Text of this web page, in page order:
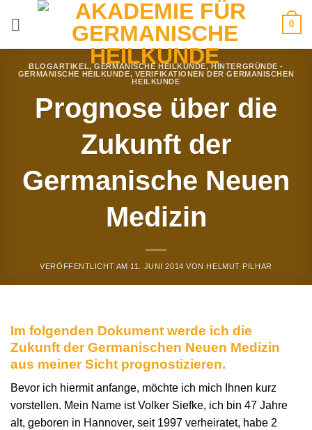
0
BLOGARTIKEL,GERMANISCHE HEILKUNDE,HINTERGRÜNDE -
GERMANISCHE HEILKUNDE, VERIFIKATIONEN DER GERMANISCHEN
HEILKUNDE
Prognose über die
Zukunft der
Germanische Neuen
Medizin
VERÖFFENTLICHT AM 11. JUNI 2014 VON HELMUT PILHAR
Im folgenden Dokument werde ich die
Zukunft der Germanischen Neuen Medizin
aus meiner Sicht prognostizieren.
Bevor ich hiermit anfange, möchte ich mich Ihnen kurz
vorstellen. Mein Name ist Volker Siefke, ich bin 47 Jahre
alt, geboren in Hannover, seit 1997 verheiratet, habe 2